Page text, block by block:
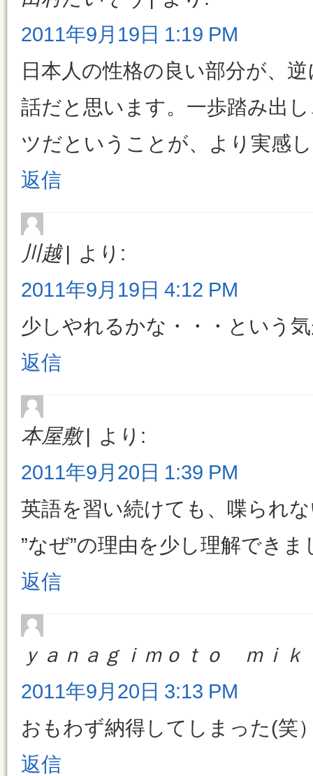
2011年9月19日 1:19 PM
日本人の性格の良い部分が、
話だと思います。一歩踏み出
ツだということが、より実感
返信
川越
より:
2011年9月19日 4:12 PM
少しやれるかな・・・という
返信
本屋敷
より:
2011年9月20日 1:39 PM
英語を習い続けても、喋られ
”なぜ”の理由を少し理解できま
返信
ｙａｎａｇｉｍｏｔｏ ｍｉｋ
2011年9月20日 3:13 PM
おもわず納得してしまった(笑
返信